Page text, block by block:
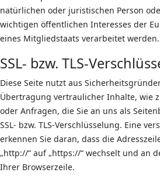
natürlichen oder juristischen Person
wichtigen öffentlichen Interesses der
eines Mitgliedstaats verarbeitet werden.
SSL- bzw. TLS-
Diese Seite nutzt aus
Übertragung vertraulicher Inhalte, wie
oder Anfragen, die Sie an uns als
SSL- bzw. TLS-Verschlüsselung. Eine
erkennen Sie daran, dass die
„http://“ auf „https://“ wechselt und an
Ihrer Browserzeile.